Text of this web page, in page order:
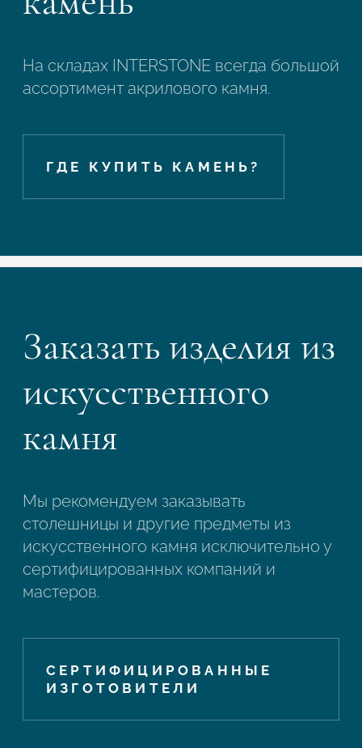
На складах INTERSTONE всегда большой
ассортимент акрилового камня.
ГДЕ КУПИТЬ КАМЕНЬ?
Заказать изделия из
искусственного
камня
Мы рекомендуем заказывать
столешницы и другие предметы из
искусственного камня исключительно у
сертифицированных компаний и
мастеров.
СЕРТИФИЦИРОВАННЫЕ
ИЗГОТОВИТЕЛИ